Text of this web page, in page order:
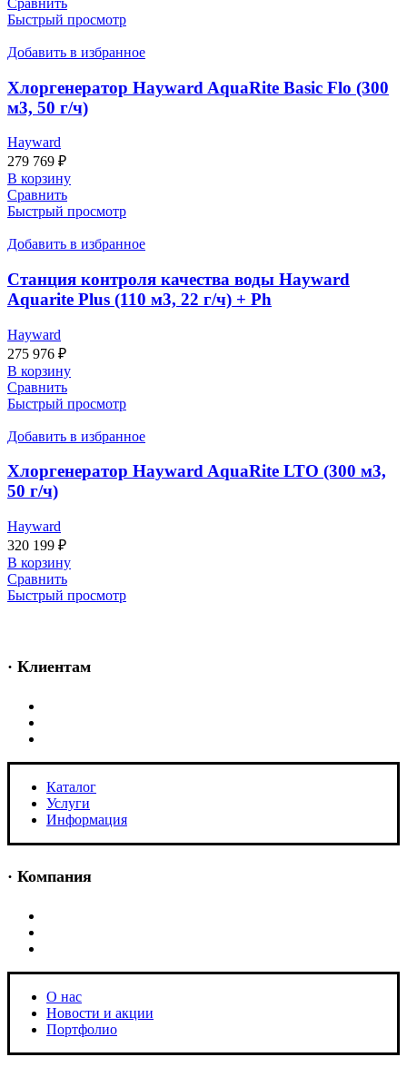
Быстрый просмотр
Добавить в избранное
Хлоргенератор Hayward AquaRite Basic Flo (300
м3, 50 г/ч)
Hayward
279 769 ₽
В корзину
Сравнить
Быстрый просмотр
Добавить в избранное
Станция контроля качества воды Hayward
Aquarite Plus (110 м3, 22 г/ч) + Ph
Hayward
275 976 ₽
В корзину
Сравнить
Быстрый просмотр
Добавить в избранное
Хлоргенератор Hayward AquaRite LTO (300 м3,
50 г/ч)
Hayward
320 199 ₽
В корзину
Сравнить
Быстрый просмотр
· Клиентам
Каталог
Услуги
Информация
· Компания
O нас
Новости и акции
Портфолио